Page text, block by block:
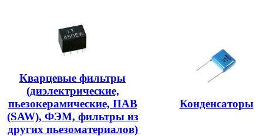
Кварцевые фильтры
(диэлектрические,
пьезокерамические, ПАВ
(SAW), ФЭМ, фильтры из
других пьезоматериалов)
Конденсаторы